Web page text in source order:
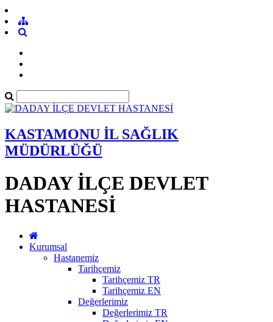
KASTAMONU İL SAĞLIK
MÜDÜRLÜĞÜ
DADAY İLÇE DEVLET
HASTANESİ
Kurumsal
Hastanemiz
Tarihçemiz
Tarihçemiz TR
Tarihçemiz EN
Değerlerimiz
Değerlerimiz TR